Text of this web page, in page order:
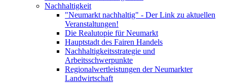
Nachhaltigkeit
"Neumarkt nachhaltig" - Der Link zu aktuellen
Veranstaltungen!
Die Realutopie für Neumarkt
Hauptstadt des Fairen Handels
Nachhaltigkeitsstrategie und
Arbeitsschwerpunkte
Regionalwertleistungen der Neumarkter
Landwirtschaft